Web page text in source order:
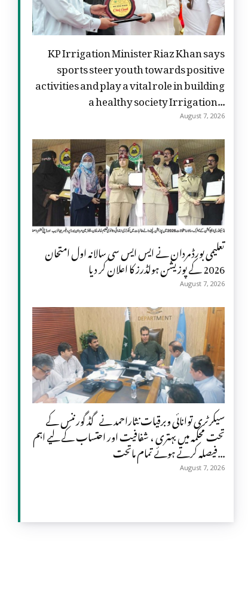
KP Irrigation Minister Riaz Khan says
sports steer youth towards positive
activities and play a vital role in building
a healthy society Irrigation...
August 7, 2026
تعلیمی بورڈ مردان نے ایس ایس سی سالانہ اول امتحان
2026 کے پوزیشن ہولڈرز کا اعلان کر دیا
August 7, 2026
سیکرٹری توانائی وبرقیات نثاراحمد نے گڈ گورننس کے
تحت محکمہ میں بہتری ، شفافیت اور احتساب کے لیے اہم
فیصلہ کرتے ہوئے تمام ماتحت...
August 7, 2026